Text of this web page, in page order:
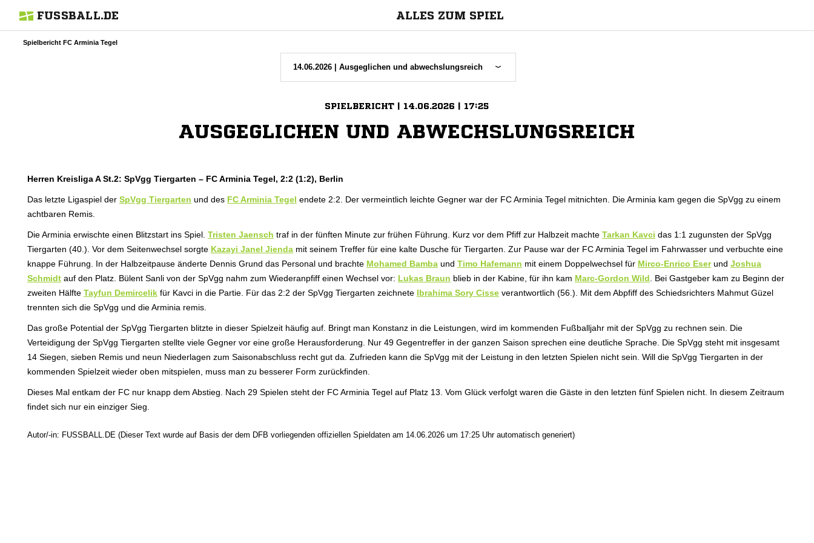
FUSSBALL.DE ALLES ZUM SPIEL
Spielbericht FC Arminia Tegel
14.06.2026 | Ausgeglichen und abwechslungsreich
SPIELBERICHT | 14.06.2026 | 17:25
AUSGEGLICHEN UND ABWECHSLUNGSREICH
Herren Kreisliga A St.2: SpVgg Tiergarten – FC Arminia Tegel, 2:2 (1:2), Berlin
Das letzte Ligaspiel der SpVgg Tiergarten und des FC Arminia Tegel endete 2:2. Der vermeintlich leichte Gegner war der FC Arminia Tegel mitnichten. Die Arminia kam gegen die SpVgg zu einem
achtbaren Remis.
Die Arminia erwischte einen Blitzstart ins Spiel. Tristen Jaensch traf in der fünften Minute zur frühen Führung. Kurz vor dem Pfiff zur Halbzeit machte Tarkan Kavci das 1:1 zugunsten der SpVgg
Tiergarten (40.). Vor dem Seitenwechsel sorgte Kazayi Janel Jienda mit seinem Treffer für eine kalte Dusche für Tiergarten. Zur Pause war der FC Arminia Tegel im Fahrwasser und verbuchte eine
knappe Führung. In der Halbzeitpause änderte Dennis Grund das Personal und brachte Mohamed Bamba und Timo Hafemann mit einem Doppelwechsel für Mirco-Enrico Eserund Joshua
Schmidt auf den Platz. Bülent Sanli von der SpVgg nahm zum Wiederanpfiff einen Wechsel vor: Lukas Braun blieb in der Kabine, für ihn kam Marc-Gordon Wild . Bei Gastgeber kam zu Beginn der
zweiten Hälfte Tayfun Demircelik für Kavci in die Partie. Für das 2:2 der SpVgg Tiergarten zeichnete Ibrahima Sory Cisse verantwortlich (56.). Mit dem Abpfiff des Schiedsrichters Mahmut Güzel
trennten sich die SpVgg und die Arminia remis.
Das große Potential der SpVgg Tiergarten blitzte in dieser Spielzeit häufig auf. Bringt man Konstanz in die Leistungen, wird im kommenden Fußballjahr mit der SpVgg zu rechnen sein. Die
Verteidigung der SpVgg Tiergarten stellte viele Gegner vor eine große Herausforderung. Nur 49 Gegentreffer in der ganzen Saison sprechen eine deutliche Sprache. Die SpVgg steht mit insgesamt
14 Siegen, sieben Remis und neun Niederlagen zum Saisonabschluss recht gut da. Zufrieden kann die SpVgg mit der Leistung in den letzten Spielen nicht sein. Will die SpVgg Tiergarten in der
kommenden Spielzeit wieder oben mitspielen, muss man zu besserer Form zurückfinden.
Dieses Mal entkam der FC nur knapp dem Abstieg. Nach 29 Spielen steht der FC Arminia Tegel auf Platz 13. Vom Glück verfolgt waren die Gäste in den letzten fünf Spielen nicht. In diesem Zeitraum
findet sich nur ein einziger Sieg.
Autor/-in: FUSSBALL.DE (Dieser Text wurde auf Basis der dem DFB vorliegenden offiziellen Spieldaten am 14.06.2026 um 17:25 Uhr automatisch generiert)